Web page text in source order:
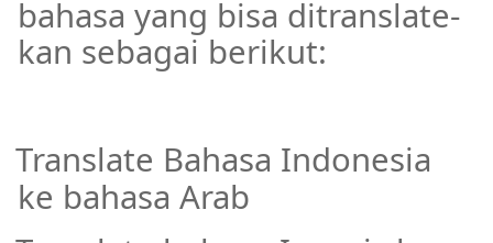
bahasa yang bisa ditranslate-
kan sebagai berikut:
Translate Bahasa Indonesia
ke bahasa Arab